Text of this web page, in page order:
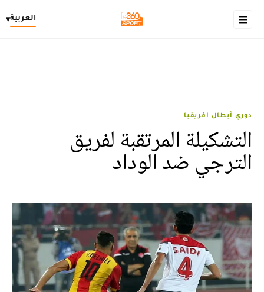
العربية▾
دوري أبطال افريقيا
التشكيلة المرتقبة لفريق
الترجي ضد الوداد